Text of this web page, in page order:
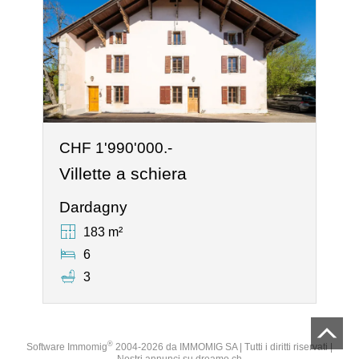
CHF 1'990'000.-
Villette a schiera
Dardagny
183 m²
6
3
Software Immomig® 2004-2026 da IMMOMIG SA | Tutti i diritti riservati |